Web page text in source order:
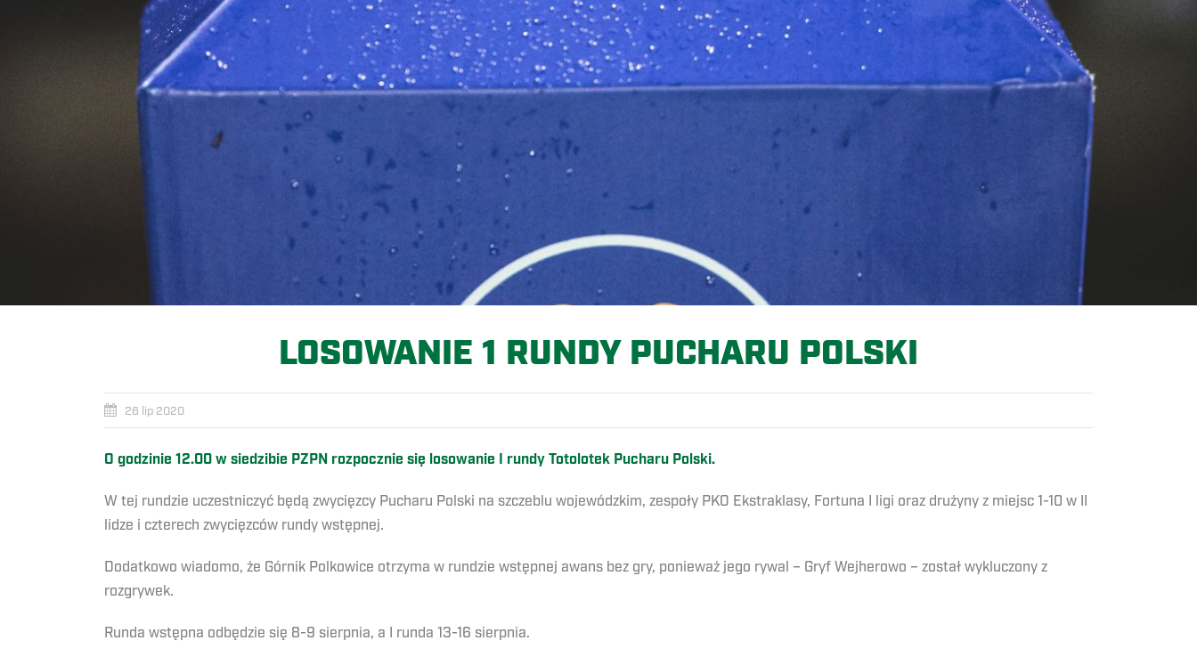
LOSOWANIE 1 RUNDY PUCHARU POLSKI
26 lip 2020
O godzinie 12.00 w siedzibie PZPN rozpocznie się losowanie I rundy Totolotek Pucharu Polski.
W tej rundzie uczestniczyć będą zwycięzcy Pucharu Polski na szczeblu wojewódzkim, zespoły PKO Ekstraklasy, Fortuna I ligi oraz drużyny z miejsc 1-10 w II
lidze i czterech zwycięzców rundy wstępnej.
Dodatkowo wiadomo, że Górnik Polkowice otrzyma w rundzie wstępnej awans bez gry, ponieważ jego rywal – Gryf Wejherowo – został wykluczony z
rozgrywek.
Runda wstępna odbędzie się 8-9 sierpnia, a I runda 13-16 sierpnia.